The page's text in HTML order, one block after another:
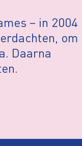
– in 2004
om
Daarna